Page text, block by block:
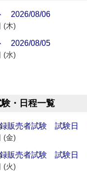
2026/08/06
(木)
2026/08/05
(水)
・日程一覧
販売者試験 試験日
(金)
販売者試験 試験日
(火)